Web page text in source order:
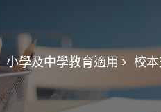
小學及中學教育適用 > 校